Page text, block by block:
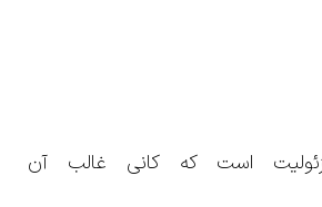
است که کانی غالب آن